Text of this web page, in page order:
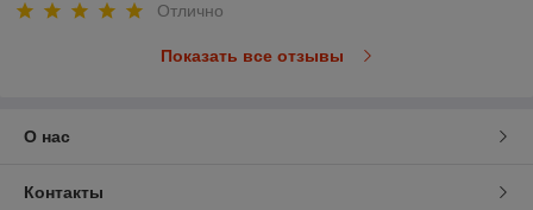
Отлично
Показать все отзывы
О нас
Контакты